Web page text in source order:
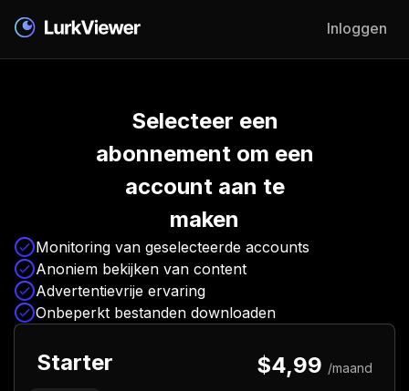
Inloggen
Selecteer een
abonnement om een
account aan te
maken
Monitoring van geselecteerde accounts
Anoniem bekijken van content
Advertentievrije ervaring
Onbeperkt bestanden downloaden
Starter $4,99 /maand